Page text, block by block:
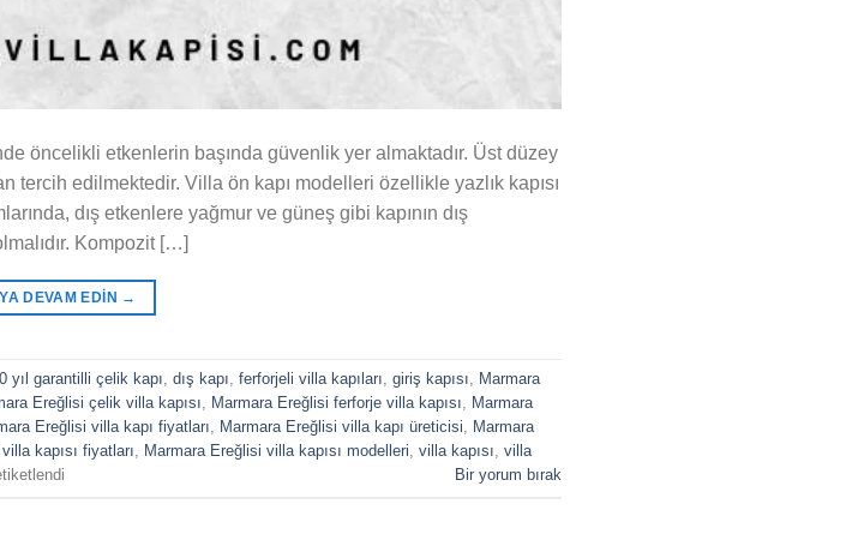
öncelikli etkenlerin başında güvenlik yer almaktadır. Üst düzey
tercih edilmektedir. Villa ön kapı modelleri özellikle yazlık kapısı
dış etkenlere yağmur ve güneş gibi kapının dış
Kompozit […]
DEVAM EDIN →
yıl garantilli çelik kapı, dış kapı, ferforjeli villa kapıları, giriş kapısı, Marmara
Ereğlisi çelik villa kapısı, Marmara Ereğlisi ferforje villa kapısı, Marmara
Ereğlisi villa kapı fiyatları, Marmara Ereğlisi villa kapı üreticisi, Marmara
kapısı fiyatları, Marmara Ereğlisi villa kapısı modelleri, villa kapısı, villa
Bir yorum bırak